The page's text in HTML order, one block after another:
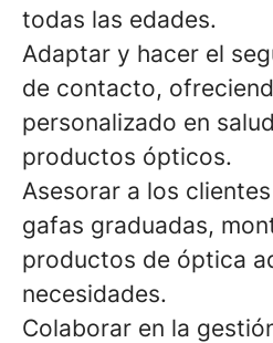
todas las edades.
Adaptar y hacer el
de contacto,
personalizado en
productos ópticos.
Asesorar a los
gafas graduadas,
productos de óptica
necesidades.
Colaborar en la